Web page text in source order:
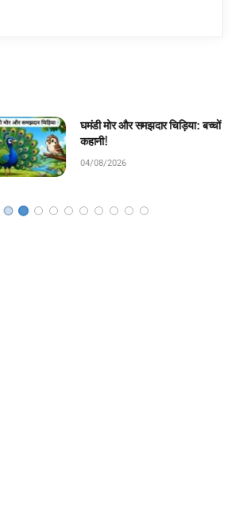
घमंडी मोर और समझदार चिड़िया: बच्चों के लिए सुंदर जंगल
कहानी!
04/08/2026